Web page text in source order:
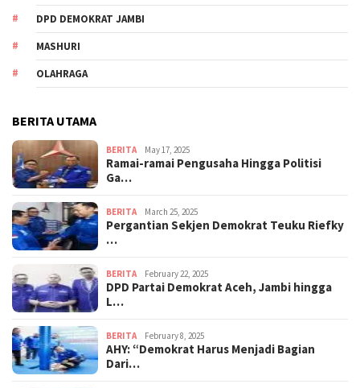
DPD DEMOKRAT JAMBI
MASHURI
OLAHRAGA
BERITA UTAMA
BERITA May 17, 2025
Ramai-ramai Pengusaha Hingga Politisi
Ga…
BERITA March 25, 2025
Pergantian Sekjen Demokrat Teuku Riefky
…
BERITA February 22, 2025
DPD Partai Demokrat Aceh, Jambi hingga
L…
BERITA February 8, 2025
AHY: “Demokrat Harus Menjadi Bagian
Dari…